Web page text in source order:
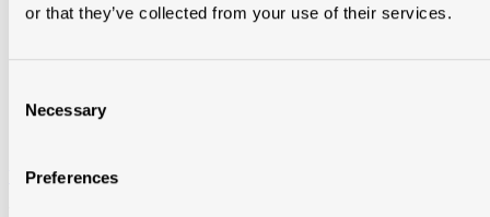
or that they’ve collected from your use of their services.
Selection
Necessary
Preferences
Velux ipl vitrage de remplacement 0070 ck02